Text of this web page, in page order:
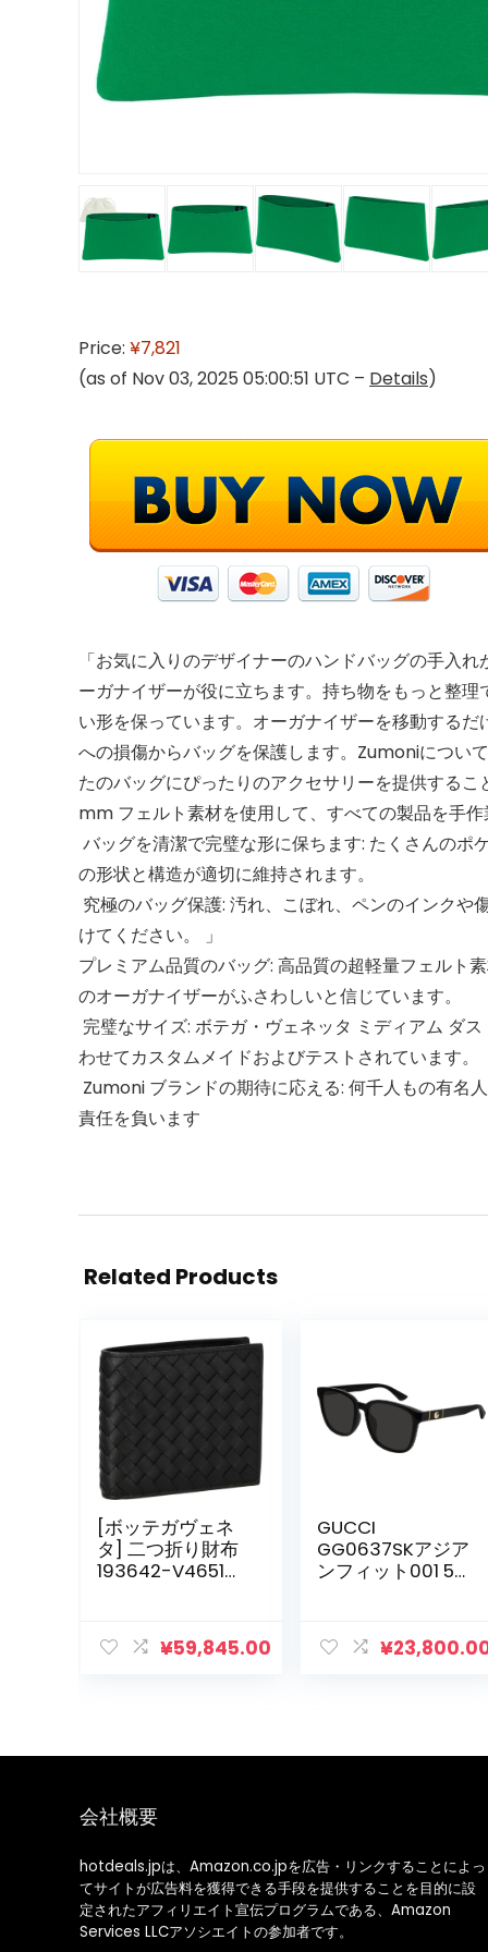
Price: ¥7,821
(as of Nov 03, 2025 05:00:51 UTC – Details)
「お気に入りのデザイナーのハンドバッグの手入
ーガナイザーが役に立ちます。持ち物をもっと整
い形を保っています。オーガナイザーを移動する
への損傷からバッグを保護します。Zumoniについ
たのバッグにぴったりのアクセサリーを提供する
mm フェルト素材を使用して、すべての製品を手
バッグを清潔で完璧な形に保ちます: たくさんの
の形状と構造が適切に維持されます。
究極のバッグ保護: 汚れ、こぼれ、ペンのインク
けてください。 」
プレミアム品質のバッグ: 高品質の超軽量フェルト
のオーガナイザーがふさわしいと信じています。
完璧なサイズ: ボテガ・ヴェネッタ ミディアム ダ
わせてカスタムメイドおよびテストされています。
Zumoni ブランドの期待に応える: 何千人もの有
責任を負います
Related Products
[ボッテガヴェネ
タ] 二つ折り財布
193642-V4651
¥59,845.00
GUCCI
GG0637SKアジア
ンフィット001 56
¥
会社概要
hotdeals.jpは、Amazon.co.jpを広告・リンクすることによっ
てサイトが広告料を獲得できる手段を提供することを目的に設
定されたアフィリエイト宣伝プログラムである、Amazon
Services LLCアソシエイトの参加者です。